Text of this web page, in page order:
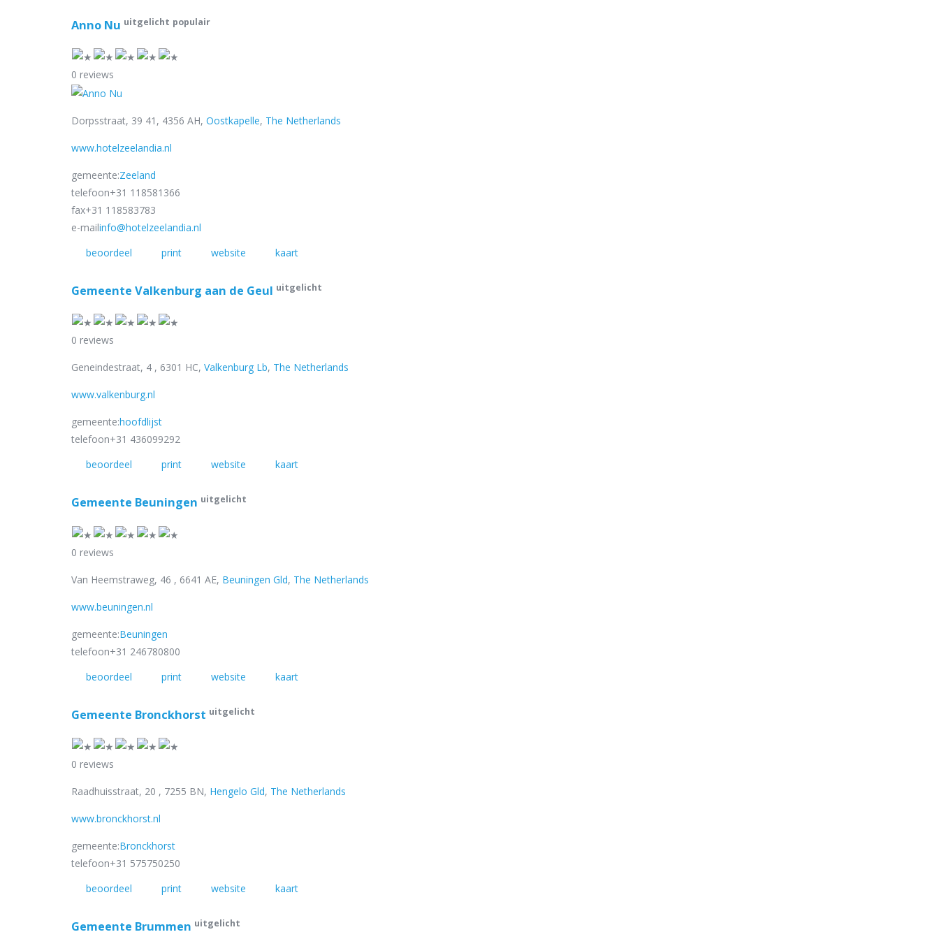
Anno Nu uitgelicht populair
0 reviews
Dorpsstraat, 39 41, 4356 AH, Oostkapelle, The Netherlands
www.hotelzeelandia.nl
gemeente:Zeeland
telefoon+31 118581366
fax+31 118583783
e-mailinfo@hotelzeelandia.nl
beoordeel
print website kaart
Gemeente Valkenburg aan de Geul uitgelicht
0 reviews
Geneindestraat, 4 , 6301 HC, Valkenburg Lb, The Netherlands
www.valkenburg.nl
gemeente:hoofdlijst
telefoon+31 436099292
beoordeel
print website kaart
Gemeente Beuningen uitgelicht
0 reviews
Van Heemstraweg, 46 , 6641 AE, Beuningen Gld, The Netherlands
www.beuningen.nl
gemeente:Beuningen
telefoon+31 246780800
beoordeel
print website kaart
Gemeente Bronckhorst uitgelicht
0 reviews
Raadhuisstraat, 20 , 7255 BN, Hengelo Gld, The Netherlands
www.bronckhorst.nl
gemeente:Bronckhorst
telefoon+31 575750250
beoordeel
print website kaart
Gemeente Brummen uitgelicht